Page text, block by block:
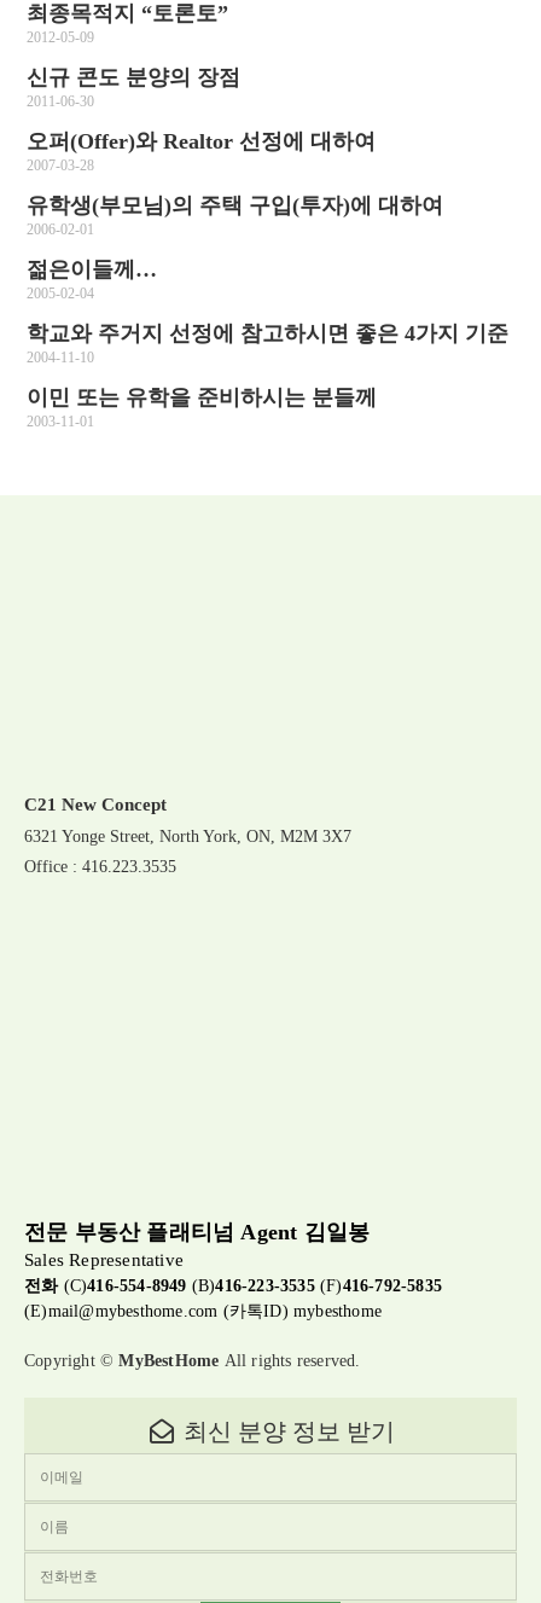
최종목적지 “토론토”
2012-05-09
신규 콘도 분양의 장점
2011-06-30
오퍼(Offer)와 Realtor 선정에 대하여
2007-03-28
유학생(부모님)의 주택 구입(투자)에 대하여
2006-02-01
젊은이들께…
2005-02-04
학교와 주거지 선정에 참고하시면 좋은 4가지 기준
2004-11-10
이민 또는 유학을 준비하시는 분들께
2003-11-01
C21 New Concept
6321 Yonge Street, North York, ON, M2M 3X7
Office : 416.223.3535
전문 부동산 플래티넘 Agent 김일봉
Sales Representative
전화(C)416-554-8949 (B)416-223-3535(F)416-792-5835
(E)mail@mybesthome.com (카톡ID) mybesthome
Copyright ©MyBestHome All rights reserved.
최신 분양 정보 받기